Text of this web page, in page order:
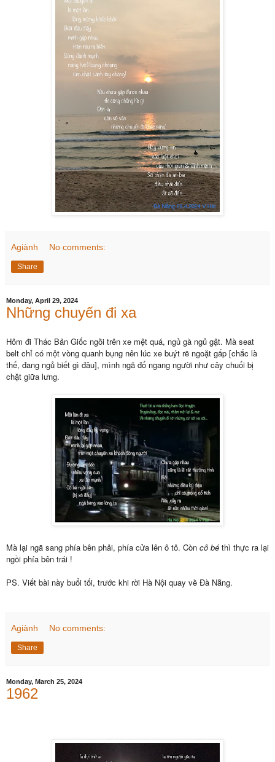
Agiành No comments:
Share
Monday, April 29, 2024
Những chuyến đi xa
Hôm đi Thác Bản Giốc ngồi trên xe mệt quá, ngủ gà ngủ gật. Mà seat
belt chỉ có một vòng quanh bụng nên lúc xe buýt rẽ ngoặt gấp [chắc là
thế, đang ngủ biết gì đâu], mình ngã đổ ngang người như cây chuối bị
chặt giữa lưng.
Mà lại ngã sang phía bên phải, phía cửa lên ô tô. Còn cô bé thì thực ra lại
ngồi phía bên trái !
PS. Viết bài này buổi tối, trước khi rời Hà Nội quay về Đà Nẵng.
Agiành No comments:
Share
Monday, March 25, 2024
1962